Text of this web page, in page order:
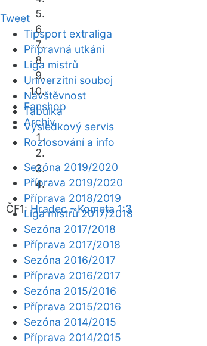
Fanshop
Archiv
ČF1: Hradec - Kometa 1:3
Tweet
Tipsport extraliga
Přípravná utkání
Liga mistrů
Univerzitní souboj
Návštěvnost
Tabulka
Výsledkový servis
Rozlosování a info
Sezóna 2019/2020
Příprava 2019/2020
Příprava 2018/2019
Liga mistrů 2017/2018
Sezóna 2017/2018
Příprava 2017/2018
Sezóna 2016/2017
Příprava 2016/2017
Sezóna 2015/2016
Příprava 2015/2016
Sezóna 2014/2015
Příprava 2014/2015